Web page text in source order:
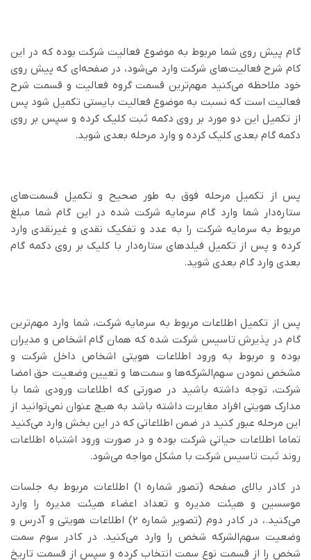
گام پیش روی شما مربوط به موضوع فعالیت شرکت بوده که در این
کام شرح فعالیت‌های شرکت وارد می‌شود، در صفحه‌ای که پیش روی
خود ملاحظه می‌کنید مهم‌ترین قسمت گروه فعالیت و قسمت شرح
فعالیت است که نسبت به موضوع فعالیت بایستی تکمیل شود پس
از تکمیل این دو مورد بر روی دکمه ثبت کلیک کرده و سپس بر روی
دکمه گام بعدی کلیک کرده و وارد مرحله بعدی شوید.
پس از تکمیل مرحله فوق به طور صحیح و تکمیل قسمت‌های
ستاره‌دار شما وارد گام سرمایه شرکت شده در این گام شما مبلغ
مربوط به سرمایه شرکت را به عدد و تفکیک نقدی و غیرنقدی وارد
کرده و پس از تکمیل فیلدهای ستاره‌دار با کلیک بر روی دکمه گام
بعدی وارد گام بعدی شوید.
پس از تکمیل اطلاعات مربوط به سرمایه شرکت، شما وارد مهم‌ترین
گام در پذیرش تاسیس شرکت شده که همان گام اشخاص و مدیران
بوده و مربوط به ورود اطلاعات هویتی اشخاص داخل شرکت و
مشخص نمودن سهم‌الشرکه‌ها و سمت‌ها و تعیین وضعیت حق امضا
شرکت، توجه داشته باشید در صورتی که اطلاعات ورودی شما با
مدارک هویتی افراد مغایرت داشته باشد به هیچ عنوان نمی‌توانید از
این مرحله عبور کنید در ضمن اطلاعاتی که در این بخش وارد می‌کنید
تماما اطلاعات حیاتی شرکت بوده و در صورت ورود اشتباه اطلاعات
روند ثبت تاسیس شرکت با مشکل مواجه می‌شود.
در کادر بالای صفحه (تصور شماره 1) اطلاعات مربوط به جلسات
موسسین و هیئت مدیره و تعداد اعضاء هیئت مدیره را وارد
می‌کنید.، در کادر دوم (تصویر شماره 2) اطلاعات هویتی و آدرس و
وضعیت سهم‌الشرکه شخص را وارد می‌کنید. در کادر سوم سمت
شخص را از قسمت نوع سمت انتخاب کرده و سپس از قسمت تاریخ